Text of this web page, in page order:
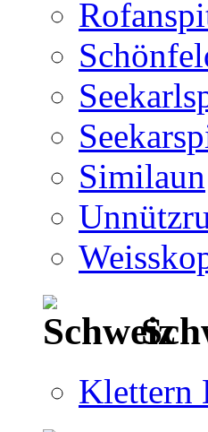
Similaun
Klettern